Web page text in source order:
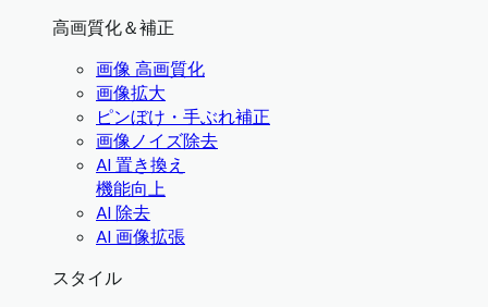
高画質化＆補正
画像 高画質化
画像拡大
ピンぼけ・手ぶれ補正
画像ノイズ除去
AI 置き換え
機能向上
AI 除去
AI 画像拡張
スタイル